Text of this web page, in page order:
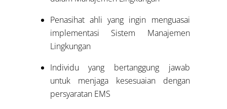
Penasihat ahli yang ingin menguasai
implementasi Sistem Manajemen
Lingkungan
Individu yang bertanggung jawab
untuk menjaga kesesuaian dengan
persyaratan EMS